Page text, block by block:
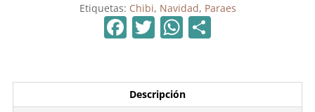
Etiquetas: Chibi, Navidad, Paraes
F
e
T
er
W
Descripción